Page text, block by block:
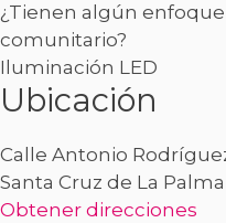
¿Tienen algún
comunitario?
Iluminación LED
Ubicación
Calle Antonio
Santa Cruz de La Palma
Obtener direcciones